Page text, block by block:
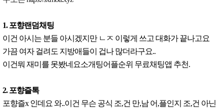
1. 포향랜덤채팅
이건 아시는 분들 아시겠지만 ㄴㅈ 이렇게 쓰고 대화가 끝나고요
가끔 여자 걸려도 지방애들이 겁나 많더라구요..
이건뭐 재미를 못봤네요소개팅어플순위 무료채팅앱 추천.
2. 포향즐톡
포향즐x 인데요 와..이건 무슨 공식 조,건 만,남 어,플인지 조,건 아닌